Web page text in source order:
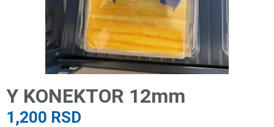
Y KONEKTOR 12mm
1,200 RSD